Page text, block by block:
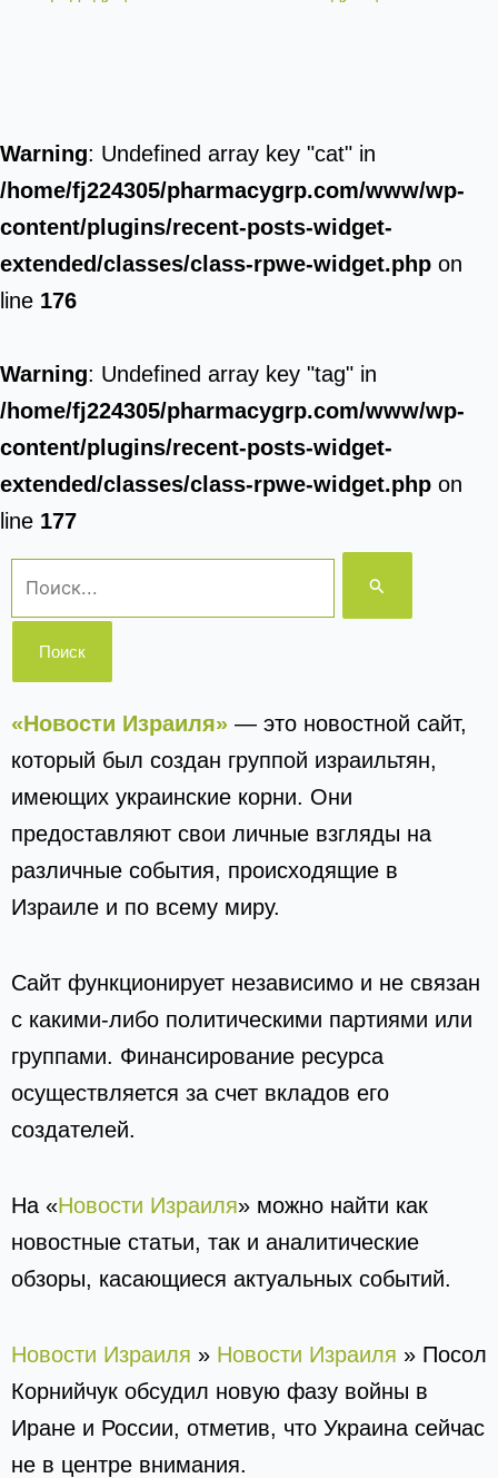
Warning: Undefined array key "cat" in
/home/fj224305/pharmacygrp.com/www/wp-
content/plugins/recent-posts-widget-
extended/classes/class-rpwe-widget.php on
line 176
Warning: Undefined array key "tag" in
/home/fj224305/pharmacygrp.com/www/wp-
content/plugins/recent-posts-widget-
extended/classes/class-rpwe-widget.php on
line 177
Поиск:
«Новости Израиля» — это новостной сайт,
который был создан группой израильтян,
имеющих украинские корни. Они
предоставляют свои личные взгляды на
различные события, происходящие в
Израиле и по всему миру.
Сайт функционирует независимо и не связан
с какими-либо политическими партиями или
группами. Финансирование ресурса
осуществляется за счет вкладов его
создателей.
На «Новости Израиля» можно найти как
новостные статьи, так и аналитические
обзоры, касающиеся актуальных событий.
Новости Израиля » Новости Израиля » Посол
Корнийчук обсудил новую фазу войны в
Иране и России, отметив, что Украина сейчас
не в центре внимания.